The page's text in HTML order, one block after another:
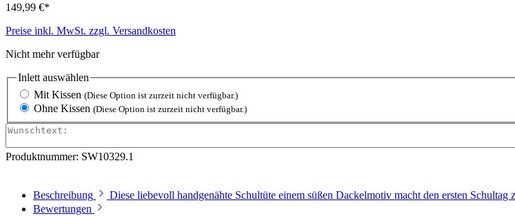
149,99 €*
Preise inkl. MwSt. zzgl. Versandkosten
Nicht mehr verfügbar
Inlett auswählen
Mit Kissen (Diese Option ist zurzeit nicht verfügbar.)
Ohne Kissen (Diese Option ist zurzeit nicht verfügbar.)
Produktnummer: SW10329.1
Beschreibung Diese liebevoll handgenähte Schultüte einem süßen Dackelmotiv macht den ersten Schultag
Bewertungen